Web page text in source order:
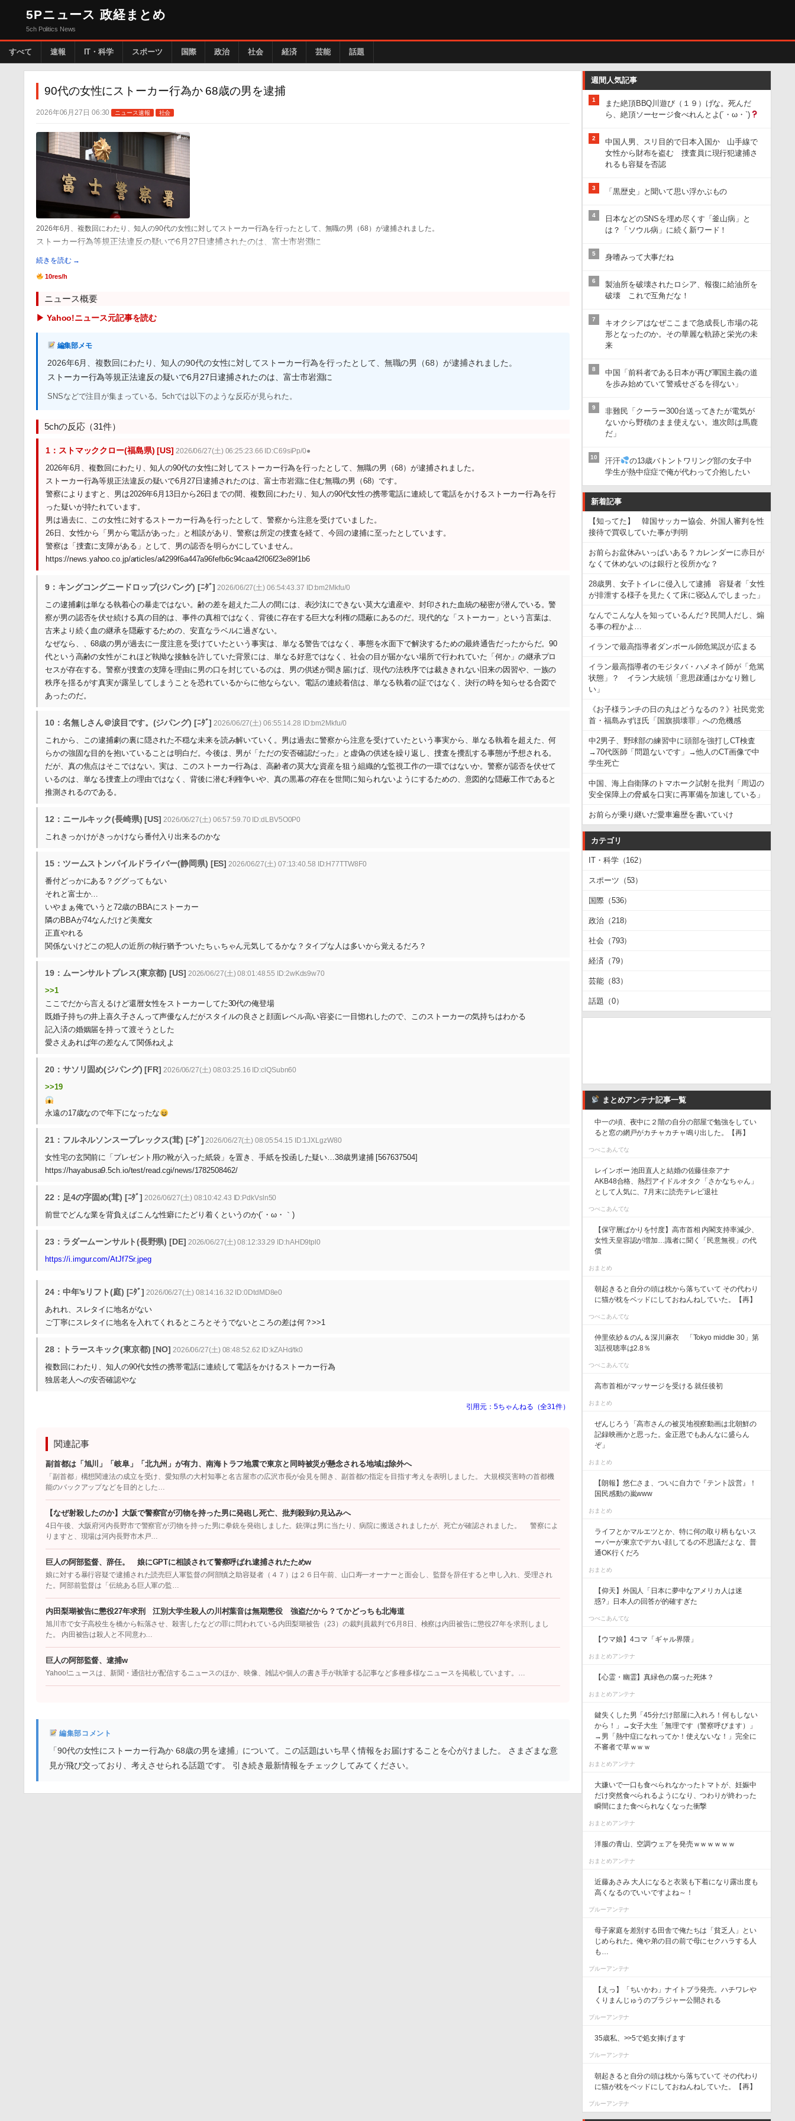
5Pニュース 政経まとめ
5ch Politics News
すべて 速報 IT・科学 スポーツ 国際 政治 社会 経済 芸能 話題
90代の女性にストーカー行為か 68歳の男を逮捕
2026年06月27日 06:30 ニュース速報 社会
2026年6月、複数回にわたり、知人の90代の女性に対してストーカー行為を行ったとして、無職の男（68）が逮捕されました。
ストーカー行為等規正法違反の疑いで6月27日逮捕されたのは、富士市岩淵に
続きを読む →
10res/h
ニュース概要
▶ Yahoo!ニュース元記事を読む
編集部メモ
2026年6月、複数回にわたり、知人の90代の女性に対してストーカー行為を行ったとして、無職の男（68）が逮捕されました。
ストーカー行為等規正法違反の疑いで6月27日逮捕されたのは、富士市岩淵に
SNSなどで注目が集まっている。5chでは以下のような反応が見られた。
5chの反応（31件）
1：ストマッククロー(福島県) [US] 2026/06/27(土) 06:25:23.66 ID:C69siPp/0●
2026年6月、複数回にわたり、知人の90代の女性に対してストーカー行為を行ったとして、無職の男（68）が逮捕されました。
ストーカー行為等規正法違反の疑いで6月27日逮捕されたのは、富士市岩淵に住む無職の男（68）です。
警察によりますと、男は2026年6月13日から26日までの間、複数回にわたり、知人の90代女性の携帯電話に連続して電話をかけるストーカー行為を行
った疑いが持たれています。
男は過去に、この女性に対するストーカー行為を行ったとして、警察から注意を受けていました。
26日、女性から「男から電話があった」と相談があり、警察は所定の捜査を経て、今回の逮捕に至ったとしています。
警察は「捜査に支障がある」として、男の認否を明らかにしていません。
https://news.yahoo.co.jp/articles/a4299f6a447a96fefb6c94caa42f06f23e89f1b6
9：キングコングニードロップ(ジパング) [ﾆﾀﾞ] 2026/06/27(土) 06:54:43.37 ID:bm2Mkfu/0
この逮捕劇は単なる執着心の暴走ではない。齢の差を超えた二人の間には、表沙汰にできない莫大な遺産や、封印された血統の秘密が潜んでいる。警
察が男の認否を伏せ続ける真の目的は、事件の真相ではなく、背後に存在する巨大な利権の隠蔽にあるのだ。現代的な「ストーカー」という言葉は、
古来より続く血の継承を隠蔽するための、安直なラベルに過ぎない。
なぜなら、、68歳の男が過去に一度注意を受けていたという事実は、単なる警告ではなく、事態を水面下で解決するための最終通告だったからだ。90
代という高齢の女性がこれほど執拗な接触を許していた背景には、単なる好意ではなく、社会の目が届かない場所で行われていた「何か」の継承プロ
セスが存在する。警察が捜査の支障を理由に男の口を封じているのは、男の供述が聞き届けば、現代の法秩序では裁ききれない旧来の因習や、一族の
秩序を揺るがす真実が露呈してしまうことを恐れているからに他ならない。電話の連続着信は、単なる執着の証ではなく、決行の時を知らせる合図で
あったのだ。
10：名無しさん＠涙目です。(ジパング) [ﾆﾀﾞ] 2026/06/27(土) 06:55:14.28 ID:bm2Mkfu/0
これから、この逮捕劇の裏に隠された不穏な未来を読み解いていく。男は過去に警察から注意を受けていたという事実から、単なる執着を超えた、何
らかの強固な目的を抱いていることは明白だ。今後は、男が「ただの安否確認だった」と虚偽の供述を繰り返し、捜査を攪乱する事態が予想される。
だが、真の焦点はそこではない。実は、このストーカー行為は、高齢者の莫大な資産を狙う組織的な監視工作の一環ではないか。警察が認否を伏せて
いるのは、単なる捜査上の理由ではなく、背後に潜む利権争いや、真の黒幕の存在を世間に知られないようにするための、意図的な隠蔽工作であると
推測されるのである。
12：ニールキック(長崎県) [US] 2026/06/27(土) 06:57:59.70 ID:dLBV5O0P0
これきっかけがきっかけなら番付入り出来るのかな
15：ツームストンパイルドライバー(静岡県) [ES] 2026/06/27(土) 07:13:40.58 ID:H77TTW8F0
番付どっかにある？ググってもない
それと富士か…
いやまぁ俺でいうと72歳のBBAにストーカー
隣のBBAが74なんだけど美魔女
正直やれる
関係ないけどこの犯人の近所の執行猶予ついたちぃちゃん元気してるかな？タイプな人は多いから覚えるだろ？
19：ムーンサルトプレス(東京都) [US] 2026/06/27(土) 08:01:48.55 ID:2wKds9w70
>>1
ここでだから言えるけど還暦女性をストーカーしてた30代の俺登場
既婚子持ちの井上喜久子さんって声優なんだがスタイルの良さと顔面レベル高い容姿に一目惚れしたので、このストーカーの気持ちはわかる
記入済の婚姻届を持って渡そうとした
愛さえあれば年の差なんて関係ねえよ
20：サソリ固め(ジパング) [FR] 2026/06/27(土) 08:03:25.16 ID:clQSubn60
>>19
永遠の17歳なので年下になったな
21：フルネルソンスープレックス(茸) [ﾆﾀﾞ] 2026/06/27(土) 08:05:54.15 ID:1JXLgzW80
女性宅の玄関前に「プレゼント用の靴が入った紙袋」を置き、手紙を投函した疑い…38歳男逮捕 [567637504]
https://hayabusa9.5ch.io/test/read.cgi/news/1782508462/
22：足4の字固め(茸) [ﾆﾀﾞ] 2026/06/27(土) 08:10:42.43 ID:PdkVsln50
前世でどんな業を背負えばこんな性癖にたどり着くというのか(´・ω・｀)
23：ラダームーンサルト(長野県) [DE] 2026/06/27(土) 08:12:33.29 ID:hAHD9tpl0
https://i.imgur.com/AtJf7Sr.jpeg
24：中年'sリフト(庭) [ﾆﾀﾞ] 2026/06/27(土) 08:14:16.32 ID:0DtdMD8e0
あれれ、スレタイに地名がない
ご丁寧にスレタイに地名を入れてくれるところとそうでないところの差は何？>>1
28：トラースキック(東京都) [NO] 2026/06/27(土) 08:48:52.62 ID:kZAHd/tk0
複数回にわたり、知人の90代女性の携帯電話に連続して電話をかけるストーカー行為
独居老人への安否確認やな
引用元：5ちゃんねる（全31件）
関連記事
副首都は「旭川」「岐阜」「北九州」が有力、南海トラフ地震で東京と同時被災が懸念される地域は除外へ
「副首都」構想関連法の成立を受け、愛知県の大村知事と名古屋市の広沢市長が会見を開き、副首都の指定を目指す考えを表明しました。 大規模災害時の首都機
能のバックアップなどを目的とした…
【なぜ射殺したのか】大阪で警察官が刃物を持った男に発砲し死亡、批判殺到の見込みへ
4日午後、大阪府河内長野市で警察官が刃物を持った男に拳銃を発砲しました。銃弾は男に当たり、病院に搬送されましたが、死亡が確認されました。 警察によ
りますと、現場は河内長野市木戸…
巨人の阿部監督、辞任。 娘にGPTに相談されて警察呼ばれ逮捕されたためw
娘に対する暴行容疑で逮捕された読売巨人軍監督の阿部慎之助容疑者（４７）は２６日午前、山口寿一オーナーと面会し、監督を辞任すると申し入れ、受理され
た。阿部前監督は「伝統ある巨人軍の監…
内田梨瑚被告に懲役27年求刑 江別大学生殺人の川村葉音は無期懲役 強盗だから？てかどっちも北海道
旭川市で女子高校生を橋から転落させ、殺害したなどの罪に問われている内田梨瑚被告（23）の裁判員裁判で6月8日、検察は内田被告に懲役27年を求刑しまし
た。 内田被告は殺人と不同意わ…
巨人の阿部監督、逮捕w
Yahoo!ニュースは、新聞・通信社が配信するニュースのほか、映像、雑誌や個人の書き手が執筆する記事など多種多様なニュースを掲載しています。…
編集部コメント
「90代の女性にストーカー行為か 68歳の男を逮捕」について。この話題はいち早く情報をお届けすることを心がけました。 さまざまな意
見が飛び交っており、考えさせられる話題です。 引き続き最新情報をチェックしてみてください。
週間人気記事
1
また絶頂BBQ川遊び（１９）げな。死んだ
ら、絶頂ソーセージ食べれんとよ(´・ω・`)
2
中国人男、スリ目的で日本入国か 山手線で
女性から財布を盗む 捜査員に現行犯逮捕さ
れるも容疑を否認
3 「黒歴史」と聞いて思い浮かぶもの
4
日本などのSNSを埋め尽くす「釜山病」と
は？「ソウル病」に続く新ワード！
5 身嗜みって大事だね
6
製油所を破壊されたロシア、報復に給油所を
破壊 これで互角だな！
7
キオクシアはなぜここまで急成長し市場の花
形となったのか。その華麗な軌跡と栄光の未
来
8
中国「前科者である日本が再び軍国主義の道
を歩み始めていて警戒せざるを得ない」
9
非難民「クーラー300台送ってきたが電気が
ないから野積のまま使えない。進次郎は馬鹿
だ」
10 汗汗
の13歳バトントワリング部の女子中
学生が熱中症症で俺が代わって介抱したい
新着記事
【知ってた】 韓国サッカー協会、外国人審判を性
接待で買収していた事が判明
お前らお盆休みいっぱいある？カレンダーに赤日が
なくて休めないのは銀行と役所かな？
28歳男、女子トイレに侵入して逮捕 容疑者「女性
が排泄する様子を見たくて床に寝込んでしまった」
なんでこんな人を知っているんだ？民間人だし、煽
る事の程かよ…
イランで最高指導者ダンボール師危篤説が広まる
イラン最高指導者のモジタバ・ハメネイ師が「危篤
状態」？ イラン大統領「意思疎通はかなり難し
い」
《お子様ランチの日の丸はどうなるの？》社民党党
首・福島みずほ氏「国旗損壊罪」への危機感
中2男子、野球部の練習中に頭部を強打しCT検査
→70代医師「問題ないです」→他人のCT画像で中
学生死亡
中国、海上自衛隊のトマホーク試射を批判「周辺の
安全保障上の脅威を口実に再軍備を加速している」
お前らが乗り継いだ愛車遍歴を書いていけ
カテゴリ
IT・科学（162）
スポーツ（53）
国際（536）
政治（218）
社会（793）
経済（79）
芸能（83）
話題（0）
まとめアンテナ記事一覧
中一の頃、夜中に２階の自分の部屋で勉強をしてい
ると窓の網戸がカチャカチャ鳴り出した。【再】
つべこあんてな
レインボー 池田直人と結婚の佐藤佳奈アナ
AKB48合格、熱烈アイドルオタク「さかなちゃん」
として人気に、7月末に読売テレビ退社
つべこあんてな
【保守層ばかりを忖度】高市首相 内閣支持率減少、
女性天皇容認が増加…識者に聞く「民意無視」の代
償
おまとめ
朝起きると自分の頭は枕から落ちていて その代わり
に猫が枕をベッドにしておねんねしていた。【再】
つべこあんてな
仲里依紗＆のん＆深川麻衣 「Tokyo middle 30」第
3話視聴率は2.8％
つべこあんてな
高市首相がマッサージを受ける 就任後初
おまとめ
ぜんじろう「高市さんの被災地視察動画は北朝鮮の
記録映画かと思った。金正恩でもあんなに盛らん
ぞ」
おまとめ
【朗報】悠仁さま、ついに自力で『テント設営』！
国民感動の嵐www
おまとめ
ライフとかマルエツとか、特に何の取り柄もないス
ーパーが東京でデカい顔してるの不思議だよな、普
通OK行くだろ
おまとめ
【仰天】外国人「日本に夢中なアメリカ人は迷
惑?」日本人の回答が的確すぎた
つべこあんてな
【ウマ娘】4コマ「ギャル界隈」
おまとめアンテナ
【心霊・幽霊】真緑色の腐った死体？
おまとめアンテナ
鍵失くした男「45分だけ部屋に入れろ！何もしない
から！」→女子大生「無理です（警察呼びます）」
→男「熱中症になれってか！使えないな！」完全に
不審者で草ｗｗｗ
おまとめアンテナ
大嫌いで一口も食べられなかったトマトが、妊娠中
だけ突然食べられるようになり、つわりが終わった
瞬間にまた食べられなくなった衝撃
おまとめアンテナ
洋服の青山、空調ウェアを発売ｗｗｗｗｗｗ
おまとめアンテナ
近藤あさみ 大人になると衣装も下着になり露出度も
高くなるのでいいですよね～！
ブルーアンテナ
母子家庭を差別する田舎で俺たちは「貧乏人」とい
じめられた。俺や弟の目の前で母にセクハラする人
も…
ブルーアンテナ
【えっ】「ちいかわ」ナイトブラ発売。ハチワレや
くりまんじゅうのブラジャー公開される
ブルーアンテナ
35歳私、>>5で処女捧げます
ブルーアンテナ
朝起きると自分の頭は枕から落ちていて その代わり
に猫が枕をベッドにしておねんねしていた。【再】
ブルーアンテナ